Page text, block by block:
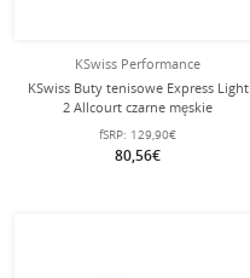
KSwiss Performance
KSwiss Buty tenisowe Express Light
2 Allcourt czarne męskie
fSRP: 129,90€
80,56€